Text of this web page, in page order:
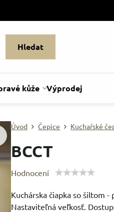
Hledat
kůže Výprodej
Úvod Čepice Kuchařské
BCCT
Hodnocení
Kuchárska čiapka so šiltom
Nastaviteľná veľkosť.